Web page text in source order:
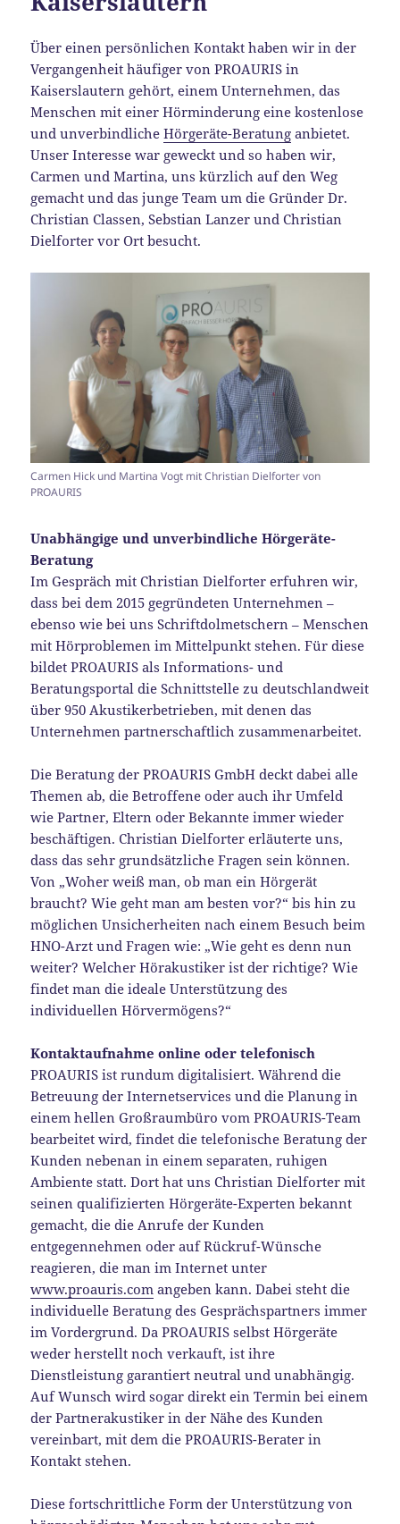
Über einen persönlichen Kontakt haben wir in der
Vergangenheit häufiger von PROAURIS in
Kaiserslautern gehört, einem Unternehmen, das
Menschen mit einer Hörminderung eine kostenlose
und unverbindlicheHörgeräte-Beratung anbietet.
Unser Interesse war geweckt und so haben wir,
Carmen und Martina, uns kürzlich auf den Weg
gemacht und das junge Team um die Gründer Dr.
Christian Classen, Sebstian Lanzer und Christian
Dielforter vor Ort besucht.
Carmen Hick und Martina Vogt mit Christian Dielforter von
PROAURIS
Unabhängige und unverbindliche Hörgeräte-
Beratung
Im Gespräch mit Christian Dielforter erfuhren wir,
dass bei dem 2015 gegründeten Unternehmen –
ebenso wie bei uns Schriftdolmetschern – Menschen
mit Hörproblemen im Mittelpunkt stehen. Für diese
bildet PROAURIS als Informations- und
Beratungsportal die Schnittstelle zu deutschlandweit
über 950 Akustikerbetrieben, mit denen das
Unternehmen partnerschaftlich zusammenarbeitet.
Die Beratung der PROAURIS GmbH deckt dabei alle
Themen ab, die Betroffene oder auch ihr Umfeld
wie Partner, Eltern oder Bekannte immer wieder
beschäftigen. Christian Dielforter erläuterte uns,
dass das sehr grundsätzliche Fragen sein können.
Von „Woher weiß man, ob man ein Hörgerät
braucht? Wie geht man am besten vor?“ bis hin zu
möglichen Unsicherheiten nach einem Besuch beim
HNO-Arzt und Fragen wie: „Wie geht es denn nun
weiter? Welcher Hörakustiker ist der richtige? Wie
findet man die ideale Unterstützung des
individuellen Hörvermögens?“
Kontaktaufnahme online oder telefonisch
PROAURIS ist rundum digitalisiert. Während die
Betreuung der Internetservices und die Planung in
einem hellen Großraumbüro vom PROAURIS-Team
bearbeitet wird, findet die telefonische Beratung der
Kunden nebenan in einem separaten, ruhigen
Ambiente statt. Dort hat uns Christian Dielforter mit
seinen qualifizierten Hörgeräte-Experten bekannt
gemacht, die die Anrufe der Kunden
entgegennehmen oder auf Rückruf-Wünsche
reagieren, die man im Internet unter
www.proauris.com angeben kann. Dabei steht die
individuelle Beratung des Gesprächspartners immer
im Vordergrund. Da PROAURIS selbst Hörgeräte
weder herstellt noch verkauft, ist ihre
Dienstleistung garantiert neutral und unabhängig.
Auf Wunsch wird sogar direkt ein Termin bei einem
der Partnerakustiker in der Nähe des Kunden
vereinbart, mit dem die PROAURIS-Berater in
Kontakt stehen.
Diese fortschrittliche Form der Unterstützung von